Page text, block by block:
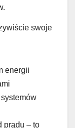
swoje
energii
prądu – to